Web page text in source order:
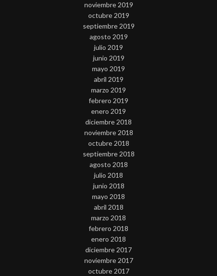
noviembre 2019
octubre 2019
septiembre 2019
agosto 2019
julio 2019
junio 2019
mayo 2019
abril 2019
marzo 2019
febrero 2019
enero 2019
diciembre 2018
noviembre 2018
octubre 2018
septiembre 2018
agosto 2018
julio 2018
junio 2018
mayo 2018
abril 2018
marzo 2018
febrero 2018
enero 2018
diciembre 2017
noviembre 2017
octubre 2017